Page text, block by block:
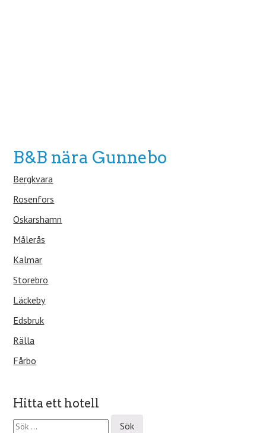
B&B nära Gunnebo
Bergkvara
Rosenfors
Oskarshamn
Målerås
Kalmar
Storebro
Läckeby
Edsbruk
Rälla
Fårbo
Hitta ett hotell
S